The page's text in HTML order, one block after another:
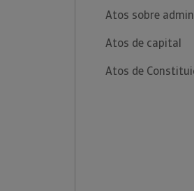
Atos sobre
Atos de capital
Atos de